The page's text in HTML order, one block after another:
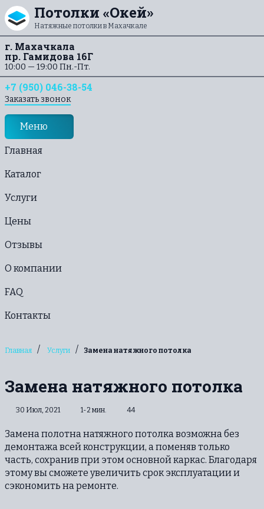
Перейти к содержанию
Потолки «Окей»
Натяжные потолки в Махачкале
г. Махачкала
пр. Гамидова 16Г
10:00 — 19:00 Пн.-Пт.
+7 (950) 046-38-54
Заказать звонок
Меню
Главная
Каталог
Услуги
Цены
Отзывы
О компании
FAQ
Контакты
Главная / Услуги / Замена натяжного потолка
Замена натяжного потолка
30 Июл, 2021 1-2 мин. 44
Замена полотна натяжного потолка возможна без
демонтажа всей конструкции, а поменяв только
часть, сохранив при этом основной каркас. Благодаря
этому вы сможете увеличить срок эксплуатации и
сэкономить на ремонте.